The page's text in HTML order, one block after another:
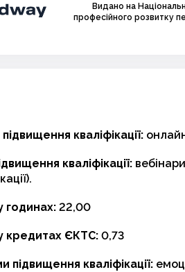
Видано на
професійного розвитку
кваліфікації:
кваліфікації:
годинах: 22,00
кредитах ЄКТС: 0,73
підвищення кваліфікації: